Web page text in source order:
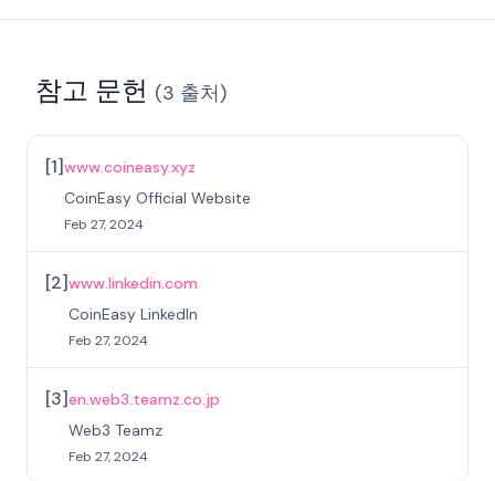
참고 문헌 (3 출처)
[1]www.coineasy.xyz
CoinEasy Official Website
Feb 27, 2024
[2]www.linkedin.com
CoinEasy LinkedIn
Feb 27, 2024
[3]en.web3.teamz.co.jp
Web3 Teamz
Feb 27, 2024